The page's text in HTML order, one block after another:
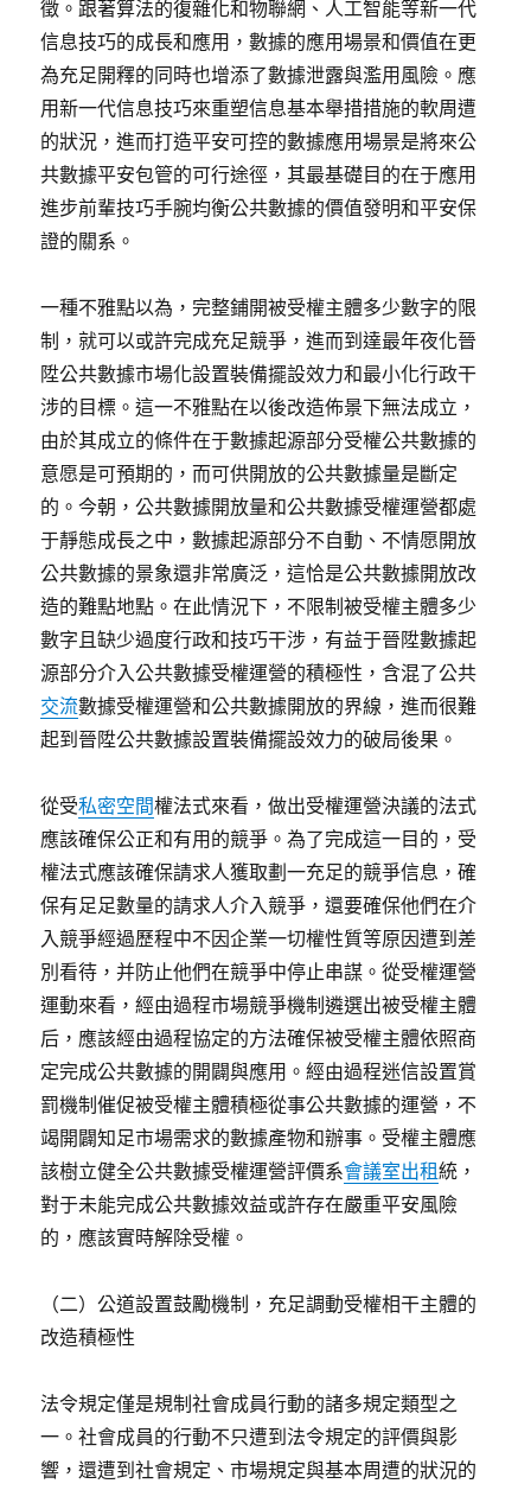
徵。跟著算法的復雜化和物聯網、人工智能等新一代
信息技巧的成長和應用，數據的應用場景和價值在更
為充足開釋的同時也增添了數據泄露與濫用風險。應
用新一代信息技巧來重塑信息基本舉措措施的軟周遭
的狀況，進而打造平安可控的數據應用場景是將來公
共數據平安包管的可行途徑，其最基礎目的在于應用
進步前輩技巧手腕均衡公共數據的價值發明和平安保
證的關系。
一種不雅點以為，完整鋪開被受權主體多少數字的限
制，就可以或許完成充足競爭，進而到達最年夜化晉
陞公共數據市場化設置裝備擺設效力和最小化行政干
涉的目標。這一不雅點在以後改造佈景下無法成立，
由於其成立的條件在于數據起源部分受權公共數據的
意愿是可預期的，而可供開放的公共數據量是斷定
的。今朝，公共數據開放量和公共數據受權運營都處
于靜態成長之中，數據起源部分不自動、不情愿開放
公共數據的景象還非常廣泛，這恰是公共數據開放改
造的難點地點。在此情況下，不限制被受權主體多少
數字且缺少過度行政和技巧干涉，有益于晉陞數據起
源部分介入公共數據受權運營的積極性，含混了公共
交流數據受權運營和公共數據開放的界線，進而很難
起到晉陞公共數據設置裝備擺設效力的破局後果。
從受私密空間權法式來看，做出受權運營決議的法式
應該確保公正和有用的競爭。為了完成這一目的，受
權法式應該確保請求人獲取劃一充足的競爭信息，確
保有足足數量的請求人介入競爭，還要確保他們在介
入競爭經過歷程中不因企業一切權性質等原因遭到差
別看待，并防止他們在競爭中停止串謀。從受權運營
運動來看，經由過程市場競爭機制遴選出被受權主體
后，應該經由過程協定的方法確保被受權主體依照商
定完成公共數據的開闢與應用。經由過程迷信設置賞
罰機制催促被受權主體積極從事公共數據的運營，不
竭開闢知足市場需求的數據產物和辦事。受權主體應
該樹立健全公共數據受權運營評價系會議室出租統，
對于未能完成公共數據效益或許存在嚴重平安風險
的，應該實時解除受權。
（二）公道設置鼓勵機制，充足調動受權相干主體的
改造積極性
法令規定僅是規制社會成員行動的諸多規定類型之
一。社會成員的行動不只遭到法令規定的評價與影
響，還遭到社會規定、市場規定與基本周遭的狀況的